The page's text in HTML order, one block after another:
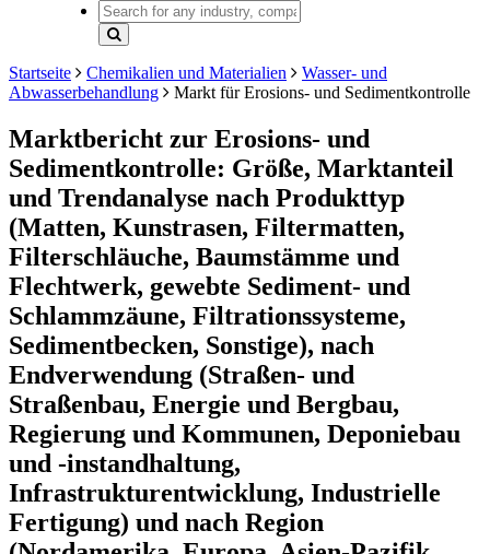
Startseite Chemikalien und Materialien
Wasser- und
Abwasserbehandlung
Markt für Erosions- und Sedimentkontrolle
Marktbericht zur Erosions- und
Sedimentkontrolle: Größe, Marktanteil
und Trendanalyse nach Produkttyp
(Matten, Kunstrasen, Filtermatten,
Filterschläuche, Baumstämme und
Flechtwerk, gewebte Sediment- und
Schlammzäune, Filtrationssysteme,
Sedimentbecken, Sonstige), nach
Endverwendung (Straßen- und
Straßenbau, Energie und Bergbau,
Regierung und Kommunen, Deponiebau
und -instandhaltung,
Infrastrukturentwicklung, Industrielle
Fertigung) und nach Region